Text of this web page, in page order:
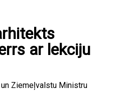
ar lekciju
Ziemeļvalstu Ministru